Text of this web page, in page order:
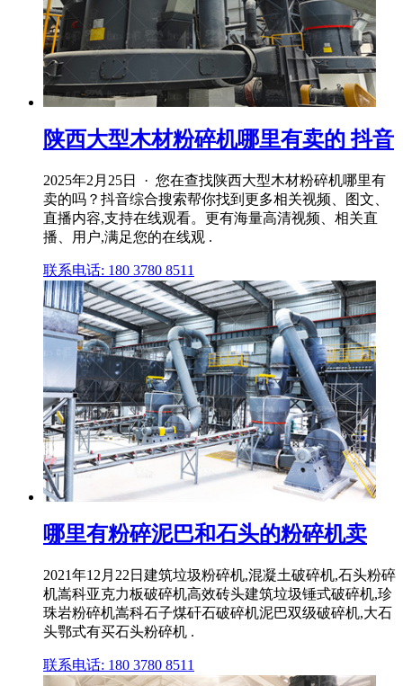
陕西大型木材粉碎机哪里有卖的 抖音
2025年2月25日 · 您在查找陕西大型木材粉碎机哪里有
卖的吗？抖音综合搜索帮你找到更多相关视频、图文、
直播内容,支持在线观看。更有海量高清视频、相关直
播、用户,满足您的在线观 .
联系电话: 180 3780 8511
哪里有粉碎泥巴和石头的粉碎机卖
2021年12月22日建筑垃圾粉碎机,混凝土破碎机,石头粉碎
机嵩科亚克力板破碎机高效砖头建筑垃圾锤式破碎机,珍
珠岩粉碎机嵩科石子煤矸石破碎机泥巴双级破碎机,大石
头鄂式有买石头粉碎机 .
联系电话: 180 3780 8511